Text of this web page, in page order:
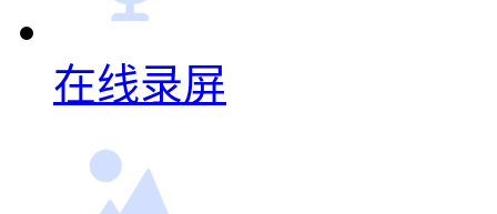
多图合成GIF